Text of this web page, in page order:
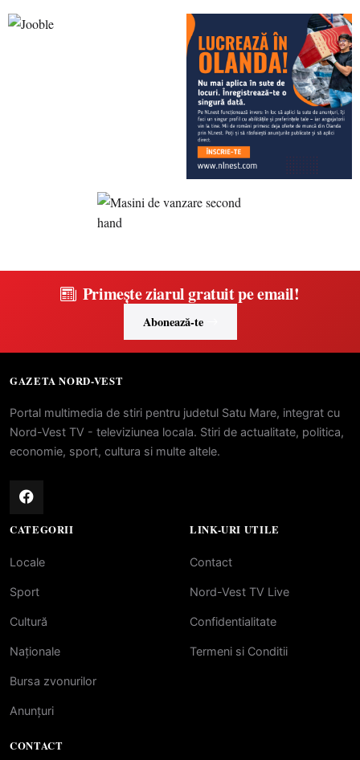
Primește ziarul gratuit pe email!
Abonează-te
GAZETA NORD-VEST
Portal multimedia de stiri pentru judetul Satu Mare, integrat cu
Nord-Vest TV - televiziunea locala. Stiri de actualitate, politica,
economie, sport, cultura si multe altele.
CATEGORII
Locale
Sport
Cultură
Naționale
Bursa zvonurilor
Anunțuri
LINK-URI UTILE
Contact
Nord-Vest TV Live
Confidentialitate
Termeni si Conditii
CONTACT